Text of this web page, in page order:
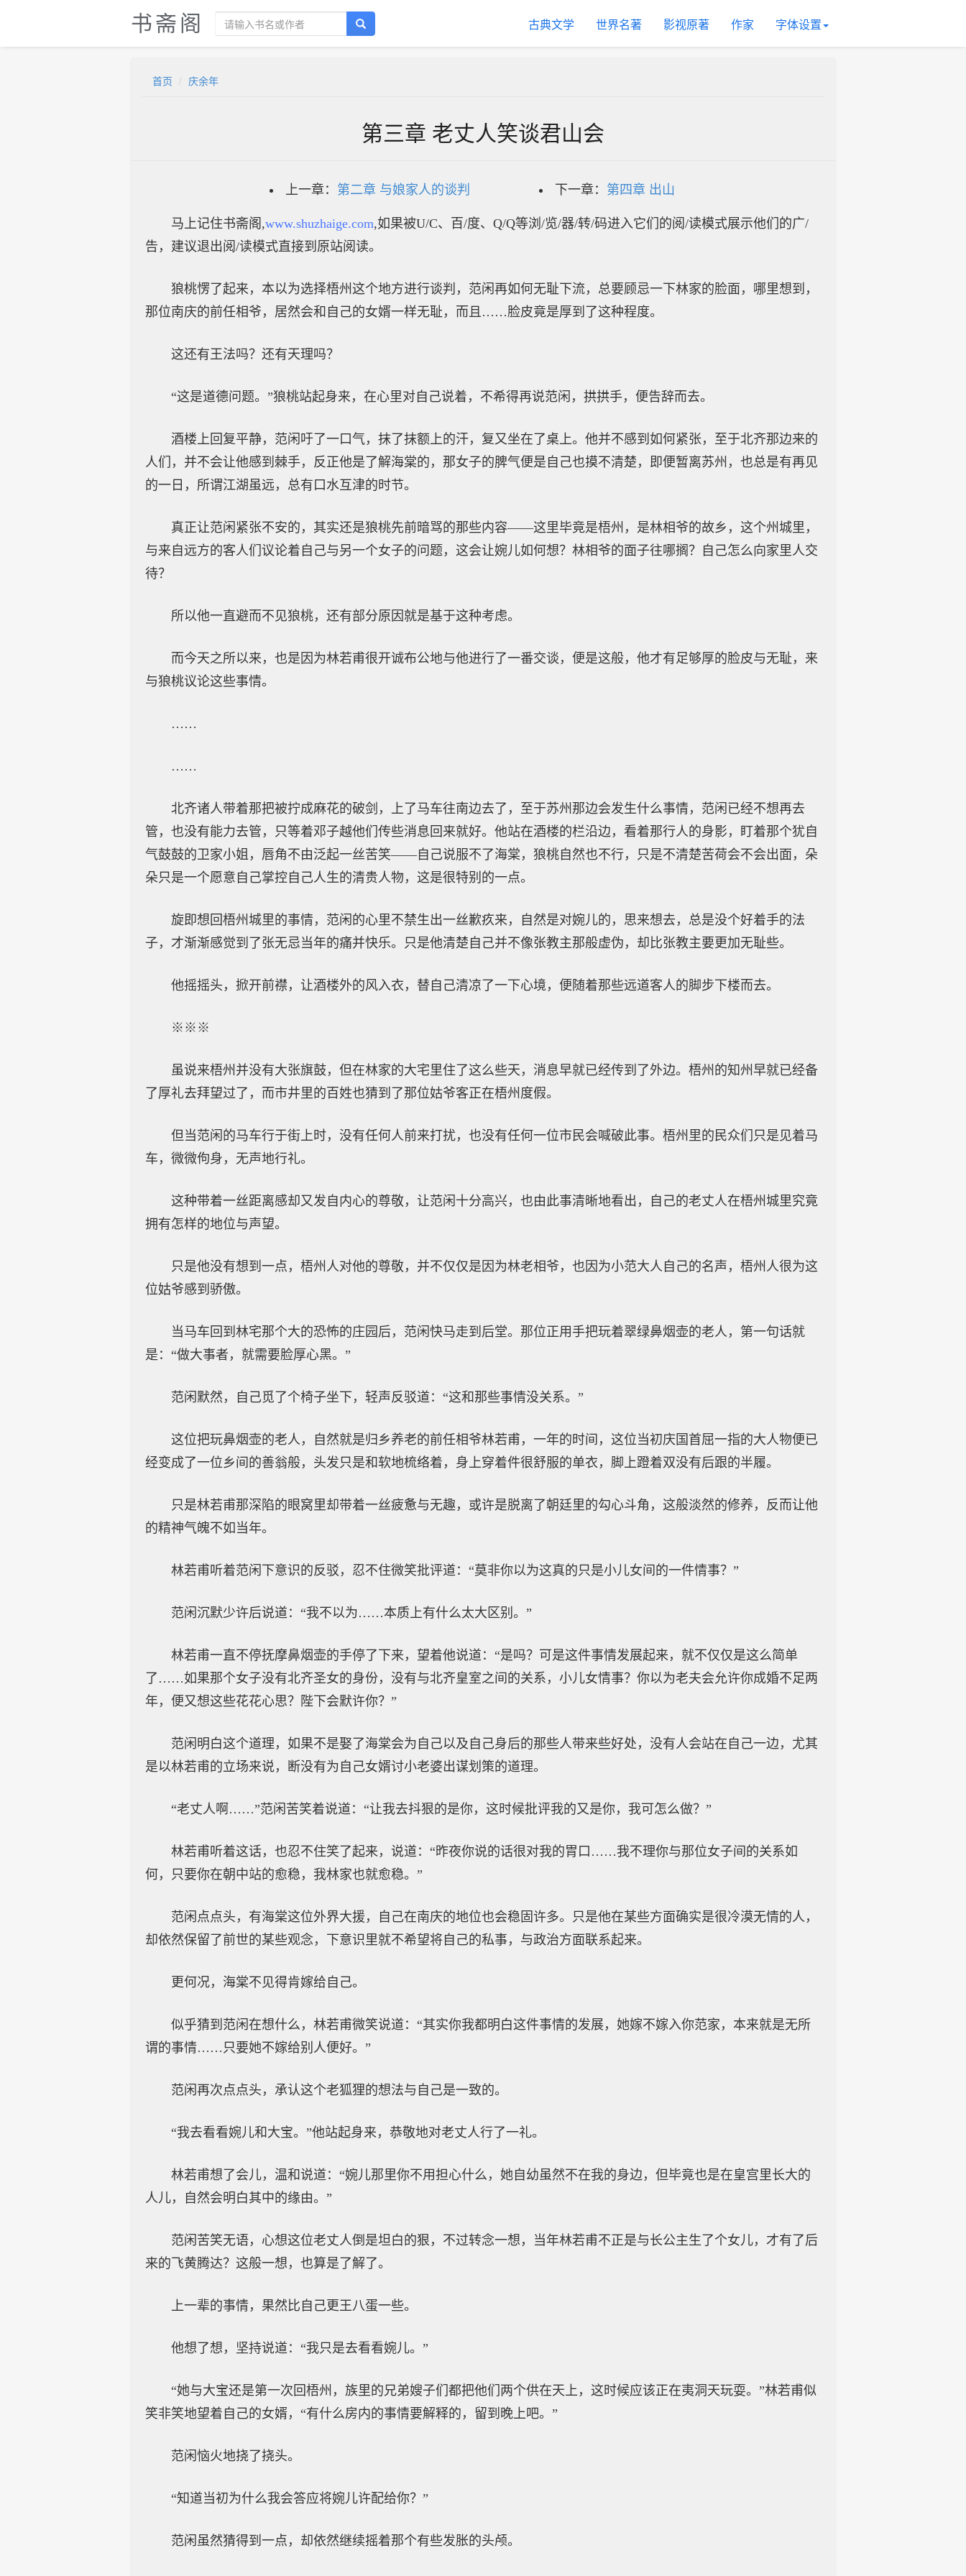
书斋阁 古典文学 世界名著 影视原著 作家 字体设置
首页 庆余年
第三章 老丈人笑谈君山会
上一章： 第二章 与娘家人的谈判 下一章： 第四章 出山
马上记住书斋阁,www.shuzhaige.com,如果被U/C、百/度、Q/Q等浏/览/器/转/码进入它们的阅/读模式展示他们的广/
告，建议退出阅/读模式直接到原站阅读。
狼桃愣了起来，本以为选择梧州这个地方进行谈判，范闲再如何无耻下流，总要顾忌一下林家的脸面，哪里想到，
那位南庆的前任相爷，居然会和自己的女婿一样无耻，而且……脸皮竟是厚到了这种程度。
这还有王法吗？还有天理吗？
“这是道德问题。”狼桃站起身来，在心里对自己说着，不希得再说范闲，拱拱手，便告辞而去。
酒楼上回复平静，范闲吁了一口气，抹了抹额上的汗，复又坐在了桌上。他并不感到如何紧张，至于北齐那边来的
人们，并不会让他感到棘手，反正他是了解海棠的，那女子的脾气便是自己也摸不清楚，即便暂离苏州，也总是有再见
的一日，所谓江湖虽远，总有口水互津的时节。
真正让范闲紧张不安的，其实还是狼桃先前暗骂的那些内容——这里毕竟是梧州，是林相爷的故乡，这个州城里，
与来自远方的客人们议论着自己与另一个女子的问题，这会让婉儿如何想？林相爷的面子往哪搁？自己怎么向家里人交
待？
所以他一直避而不见狼桃，还有部分原因就是基于这种考虑。
而今天之所以来，也是因为林若甫很开诚布公地与他进行了一番交谈，便是这般，他才有足够厚的脸皮与无耻，来
与狼桃议论这些事情。
……
……
北齐诸人带着那把被拧成麻花的破剑，上了马车往南边去了，至于苏州那边会发生什么事情，范闲已经不想再去
管，也没有能力去管，只等着邓子越他们传些消息回来就好。他站在酒楼的栏沿边，看着那行人的身影，盯着那个犹自
气鼓鼓的卫家小姐，唇角不由泛起一丝苦笑——自己说服不了海棠，狼桃自然也不行，只是不清楚苦荷会不会出面，朵
朵只是一个愿意自己掌控自己人生的清贵人物，这是很特别的一点。
旋即想回梧州城里的事情，范闲的心里不禁生出一丝歉疚来，自然是对婉儿的，思来想去，总是没个好着手的法
子，才渐渐感觉到了张无忌当年的痛并快乐。只是他清楚自己并不像张教主那般虚伪，却比张教主要更加无耻些。
他摇摇头，掀开前襟，让酒楼外的风入衣，替自己清凉了一下心境，便随着那些远道客人的脚步下楼而去。
※※※
虽说来梧州并没有大张旗鼓，但在林家的大宅里住了这么些天，消息早就已经传到了外边。梧州的知州早就已经备
了厚礼去拜望过了，而市井里的百姓也猜到了那位姑爷客正在梧州度假。
但当范闲的马车行于街上时，没有任何人前来打扰，也没有任何一位市民会喊破此事。梧州里的民众们只是见着马
车，微微佝身，无声地行礼。
这种带着一丝距离感却又发自内心的尊敬，让范闲十分高兴，也由此事清晰地看出，自己的老丈人在梧州城里究竟
拥有怎样的地位与声望。
只是他没有想到一点，梧州人对他的尊敬，并不仅仅是因为林老相爷，也因为小范大人自己的名声，梧州人很为这
位姑爷感到骄傲。
当马车回到林宅那个大的恐怖的庄园后，范闲快马走到后堂。那位正用手把玩着翠绿鼻烟壶的老人，第一句话就
是：“做大事者，就需要脸厚心黑。”
范闲默然，自己觅了个椅子坐下，轻声反驳道：“这和那些事情没关系。”
这位把玩鼻烟壶的老人，自然就是归乡养老的前任相爷林若甫，一年的时间，这位当初庆国首屈一指的大人物便已
经变成了一位乡间的善翁般，头发只是和软地梳络着，身上穿着件很舒服的单衣，脚上蹬着双没有后跟的半履。
只是林若甫那深陷的眼窝里却带着一丝疲惫与无趣，或许是脱离了朝廷里的勾心斗角，这般淡然的修养，反而让他
的精神气魄不如当年。
林若甫听着范闲下意识的反驳，忍不住微笑批评道：“莫非你以为这真的只是小儿女间的一件情事？”
范闲沉默少许后说道：“我不以为……本质上有什么太大区别。”
林若甫一直不停抚摩鼻烟壶的手停了下来，望着他说道：“是吗？可是这件事情发展起来，就不仅仅是这么简单
了……如果那个女子没有北齐圣女的身份，没有与北齐皇室之间的关系，小儿女情事？你以为老夫会允许你成婚不足两
年，便又想这些花花心思？陛下会默许你？”
范闲明白这个道理，如果不是娶了海棠会为自己以及自己身后的那些人带来些好处，没有人会站在自己一边，尤其
是以林若甫的立场来说，断没有为自己女婿讨小老婆出谋划策的道理。
“老丈人啊……”范闲苦笑着说道：“让我去抖狠的是你，这时候批评我的又是你，我可怎么做？”
林若甫听着这话，也忍不住笑了起来，说道：“昨夜你说的话很对我的胃口……我不理你与那位女子间的关系如
何，只要你在朝中站的愈稳，我林家也就愈稳。”
范闲点点头，有海棠这位外界大援，自己在南庆的地位也会稳固许多。只是他在某些方面确实是很冷漠无情的人，
却依然保留了前世的某些观念，下意识里就不希望将自己的私事，与政治方面联系起来。
更何况，海棠不见得肯嫁给自己。
似乎猜到范闲在想什么，林若甫微笑说道：“其实你我都明白这件事情的发展，她嫁不嫁入你范家，本来就是无所
谓的事情……只要她不嫁给别人便好。”
范闲再次点点头，承认这个老狐狸的想法与自己是一致的。
“我去看看婉儿和大宝。”他站起身来，恭敬地对老丈人行了一礼。
林若甫想了会儿，温和说道：“婉儿那里你不用担心什么，她自幼虽然不在我的身边，但毕竟也是在皇宫里长大的
人儿，自然会明白其中的缘由。”
范闲苦笑无语，心想这位老丈人倒是坦白的狠，不过转念一想，当年林若甫不正是与长公主生了个女儿，才有了后
来的飞黄腾达？这般一想，也算是了解了。
上一辈的事情，果然比自己更王八蛋一些。
他想了想，坚持说道：“我只是去看看婉儿。”
“她与大宝还是第一次回梧州，族里的兄弟嫂子们都把他们两个供在天上，这时候应该正在夷洞天玩耍。”林若甫似
笑非笑地望着自己的女婿，“有什么房内的事情要解释的，留到晚上吧。”
范闲恼火地挠了挠头。
“知道当初为什么我会答应将婉儿许配给你？”
范闲虽然猜得到一点，却依然继续摇着那个有些发胀的头颅。